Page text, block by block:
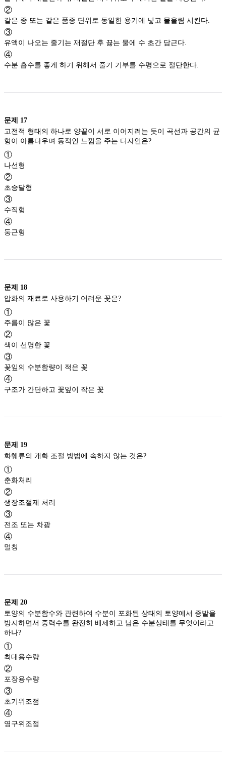
②
같은 종 또는 같은 품종 단위로 동일한 용기에 넣고 물올림 시킨다.
③
유액이 나오는 줄기는 재절단 후 끓는 물에 수 초간 담근다.
④
수분 흡수를 좋게 하기 위해서 줄기 기부를 수평으로 절단한다.
문제 17
고전적 형태의 하나로 양끝이 서로 이어지려는 듯이 곡선과 공간의 균
①
나선형
②
초승달형
③
수직형
④
둥근형
문제 18
①
주름이 많은 꽃
②
색이 선명한 꽃
③
꽃잎의 수분함량이 적은 꽃
④
구조가 간단하고 꽃잎이 작은 꽃
문제 19
①
춘화처리
②
생장조절제 처리
③
전조 또는 차광
④
멀칭
문제 20
토양의 수분함수와 관련하여 수분이 포화된 상태의 토양에서 증발을
방지하면서 중력수를 완전히 배제하고 남은 수분상태를 무엇이라고
①
최대용수량
②
포장용수량
③
초기위조점
④
영구위조점